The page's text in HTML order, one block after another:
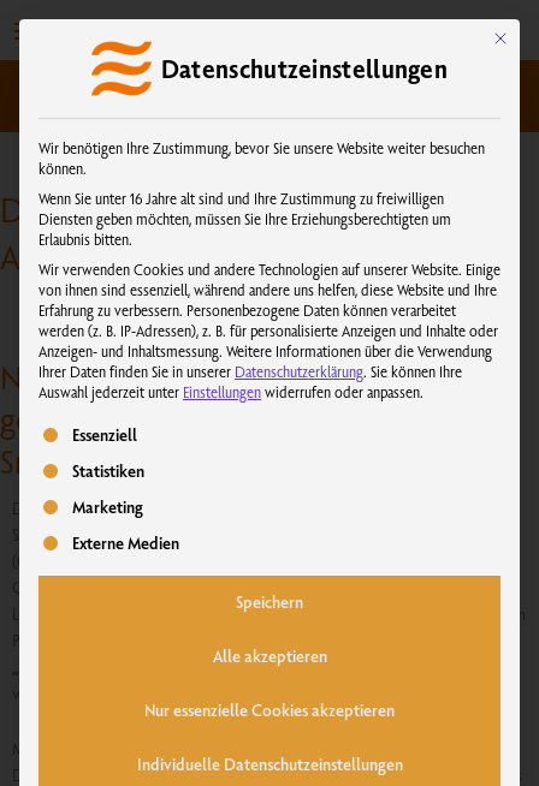
Inhalt
springen
kundenservice@physiotherm.com
WISSENSWERTES
Digital Detox Tipps: einfach mal
Abschalten und Offline sein
Nimm deinen körperlichen Akkustand
genauso wichtig, wie den deines
Smartphones!
Die Welt dreht sich auch ohne Smartphone weiter! Menschen verbringen im
Schnitt neun Jahre ihres Lebens damit, auf ihr Smartphone zu starren.
Lässt sich die Menschheit gerade das reale Leben stehlen? Ist sie schutzlos den
Programmierern ausgeliefert im Kampf um jede Sekunde und jeden Klick?
– digitale Entgiftung – heißt die Gegenbewegung. Viele
Mit Menschen reden, die Umgebung sinnlich wahrnehmen. Es gibt Digital-
Detox-Urlaubsangebote, also Ferien ohne Smartphone – doch danach geht’s
Mit
Datenschutzeinstellungen
Wir benötigen Ihre Zustimmung, bevor Sie unsere Website weiter besuchen
können.
Wenn Sie unter 16 Jahre alt sind und Ihre Zustimmung zu freiwilligen
Diensten geben möchten, müssen Sie Ihre Erziehungsberechtigten um
Erlaubnis bitten.
Wir verwenden Cookies und andere Technologien auf unserer Website. Einige
von ihnen sind essenziell, während andere uns helfen, diese Website und Ihre
Erfahrung zu verbessern. Personenbezogene Daten können verarbeitet
werden (z. B. IP-Adressen), z. B. für personalisierte Anzeigen und Inhalte oder
Anzeigen- und Inhaltsmessung. Weitere Informationen über die Verwendung
Ihrer Daten finden Sie in unserer Datenschutzerklärung. Sie können Ihre
Auswahl jederzeit unter Einstellungenwiderrufen oder anpassen.
Es folgt eine Liste der Service-Gruppen, für die eine Einwilligung erteilt
Essenziell
Statistiken
Marketing
Externe Medien
Speichern
Alle akzeptieren
Nur essenzielle Cookies akzeptieren
Individuelle Datenschutzeinstellungen